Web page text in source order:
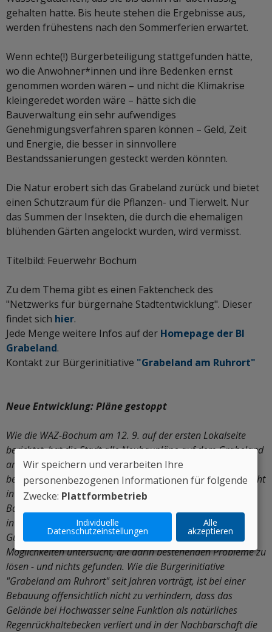
gehalten hatte. Bis heute stehen die Ergebnisse aus,
werden frühestens nach den Sommerferien erwartet.
Wenn echte(!) Bürgerbeteiligung stattgefunden hätte,
wo die Anwohner*innen und ihre Bedenken ernst
genommen worden wären – und nicht die Klimakrise
kleingeredet worden wäre – hätte sich die
Bauverwaltung ein sehr aufwendiges
Genehmigungsverfahren sparen können – Geld, Zeit
und Energie, die besser in sinnvollere
Bestandssanierungen gesteckt werden könnten.
Die Natur erobert sich das Grabeland zurück und bietet
einen Schutzraum für die Pflanzen- und Tierwelt. Nur
das Summen der Insekten, die durch die ehemaligen
blühenden Gärten angelockt wurden, wird vermisst.
Titelbild: Feuerwehr Bochum
Zu dem Thema gibt es einen Faktencheck des
"Netzwerks für bürgernahe Stadtentwicklung". Dieser
findet sich hier.
Jede Menge weitere Infos auf der Homepage der BI
Grabeland.
Kontakt zur Bürgerinitiative "Grabeland am Ruhrort"
Neue Entwicklung: Pläne gestoppt
Wie die WAZ-Bochum am 12. 9. auf der ersten Lokalseite
berichtet, hat die Stadt alle Neubaupläne auf dem Grabeland
am Ruhrort gestoppt. Stadtbaurat Markus Bradtke
begründete dies damit, dass die Entwässerungssituation nicht
in den Griff zu bekommen sei. Das Gebiet sein "wie eine
Badewanne". Offenbar hat die Stadt in den letzten Wochen,
in denen das längst vorliegende wasserwirtschaftliche
Gutachten unter Verschluss gehalten wurde, alle
Möglichkeiten untersucht, die darin bestehenden Probleme zu
lösen - und nichts gefunden. Wie die Bürgerinitiative
"Grabeland am Ruhrort" seit Jahren vorträgt, ist bei einer
Bebauung offensichtlich nicht zu verhindern, dass das
Gelände bei Hochwasser seine Funktion als natürliches
Regenrückhaltebecken verliert und in der Nachbarschaft die
Wir speichern und verarbeiten Ihre
personenbezogenen Informationen für folgende
Zwecke: Plattformbetrieb
Individuelle
Datenschutzeinstellungen
Alle
akzeptieren